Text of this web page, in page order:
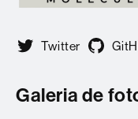
Twitter
Galeria de